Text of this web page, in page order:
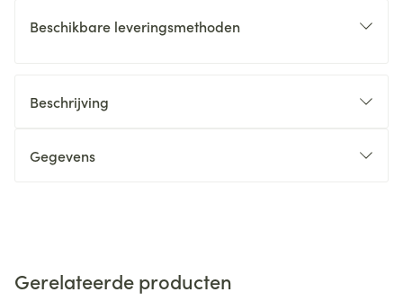
Beschikbare leveringsmethoden
Beschrijving
Gegevens
Gerelateerde producten